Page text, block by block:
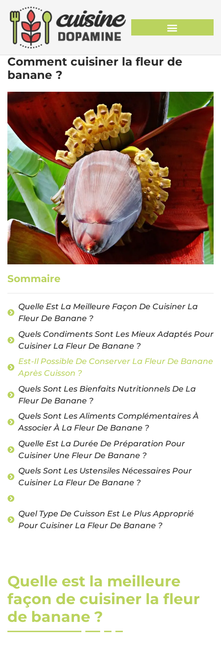
Comment cuisiner la fleur de
banane ?
Sommaire
Quelle Est La Meilleure Façon De Cuisiner La
Fleur De Banane ?
Quels Condiments Sont Les Mieux Adaptés Pour
Cuisiner La Fleur De Banane ?
Est-Il Possible De Conserver La Fleur De Banane
Après Cuisson ?
Quels Sont Les Bienfaits Nutritionnels De La
Fleur De Banane ?
Quels Sont Les Aliments Complémentaires À
Associer À La Fleur De Banane ?
Quelle Est La Durée De Préparation Pour
Cuisiner Une Fleur De Banane ?
Quels Sont Les Ustensiles Nécessaires Pour
Cuisiner La Fleur De Banane ?
Quel Type De Cuisson Est Le Plus Approprié
Pour Cuisiner La Fleur De Banane ?
Quelle est la meilleure
façon de cuisiner la fleur
de banane ?